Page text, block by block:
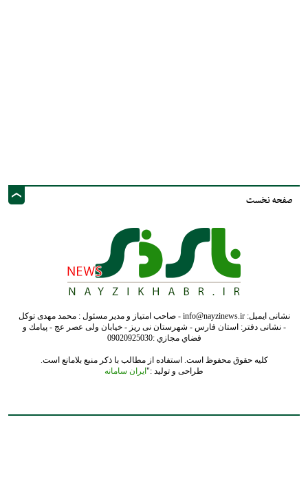
صفحه نخست
نشانی ایمیل: info@nayzinews.ir - صاحب امتیاز و مدیر مسئول : محمد مهدی توکل
- نشانی دفتر: استان فارس - شهرستان نی ریز - خیابان ولی عصر عج - پيامك و
فضاي مجازي :09020925030
کلیه حقوق محفوظ است. استفاده از مطالب با ذکر منبع بلامانع است.
طراحی و تولید :" ایران سامانه